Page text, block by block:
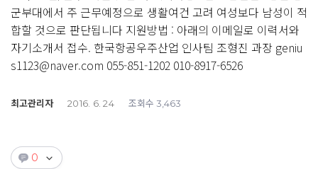
군부대에서 주 근무예정으로 생활여건 고려 여성보다 남성이 적
합할 것으로 판단됩니다 지원방법 : 아래의 이메일로 이력서와
자기소개서 접수. 한국항공우주산업 인사팀 조형진 과장 geniu
s1123@naver.com 055-851-1202 010-8917-6526
최고관리자 2016. 6. 24 조회수 3,463
0